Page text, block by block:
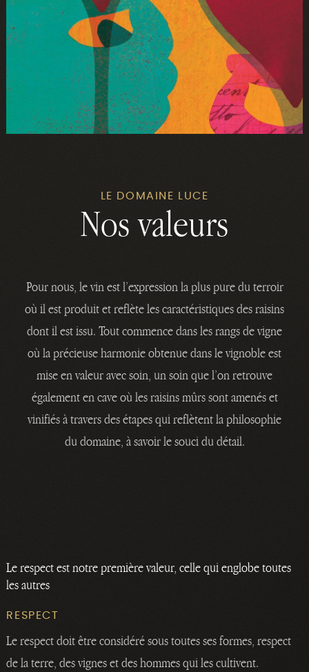
LE DOMAINE LUCE
Nos valeurs
Pour nous, le vin est l’expression la plus pure du terroir
où il est produit et reflète les caractéristiques des raisins
dont il est issu. Tout commence dans les rangs de vigne
où la précieuse harmonie obtenue dans le vignoble est
mise en valeur avec soin, un soin que l’on retrouve
également en cave où les raisins mûrs sont amenés et
vinifiés à travers des étapes qui reflètent la philosophie
du domaine, à savoir le souci du détail.
Le respect est notre première valeur, celle qui englobe toutes
les autres
RESPECT
Le respect doit être considéré sous toutes ses formes, respect
de la terre, des vignes et des hommes qui les cultivent.